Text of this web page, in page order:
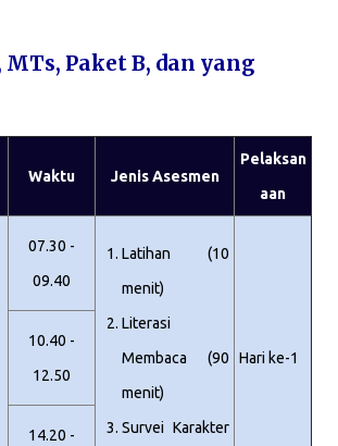
MTs, Paket B, dan yang
Waktu Jenis Asesmen
Pelaksan
aan
07.30 -
09.40
Latihan (10
menit)
Literasi
Membaca (90
menit)
Survei Karakter
Hari ke-1
10.40 -
12.50
14.20 -